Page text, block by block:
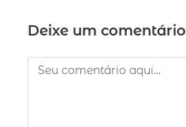
Deixe um comentário